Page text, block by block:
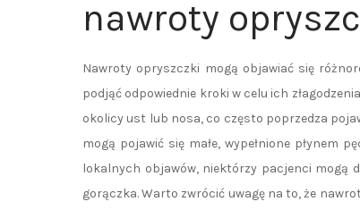
nawroty
Nawroty opryszczki mogą objawiać się
podjąć odpowiednie kroki w celu ich
okolicy ust lub nosa, co często poprzedza
mogą pojawić się małe, wypełnione płynem
lokalnych objawów, niektórzy pacjenci mogą
gorączka. Warto zwrócić uwagę na to, że